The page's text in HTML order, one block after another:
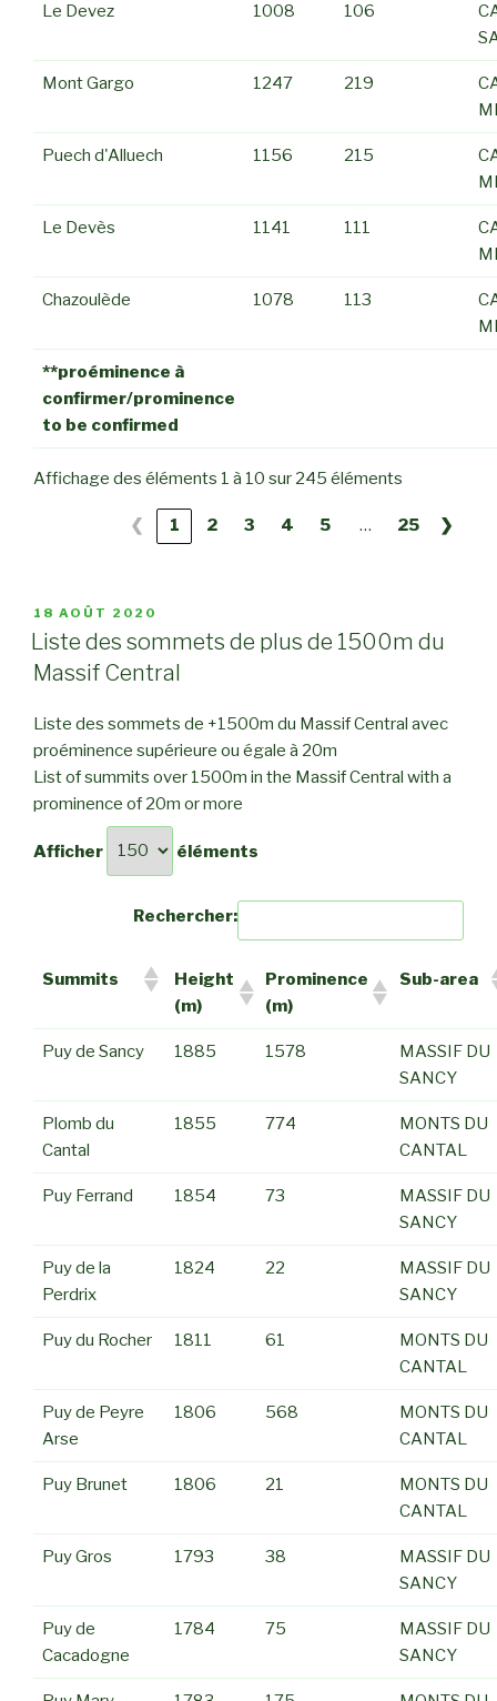
Le Devez 1008 106
Mont Gargo 1247 219
Puech d'Alluech 1156 215
Le Devès 1141 111
Chazoulède 1078 113
**proéminence à
confirmer/prominence
to be confirmed
Affichage des éléments 1 à 10 sur 245 éléments
❮ 1 2 3 4 5 … 25 ❯
PUBLIÉ
LE
18 AOÛT 2020
Liste des sommets de plus de 1500m du
Massif Central
Liste des sommets de +1500m du Massif Central avec
proéminence supérieure ou égale à 20m
List of summits over 1500m in the Massif Central with a
prominence of 20m or more
Afficher éléments
Rechercher:
Summits
Height
(m)
Prominence
(m)
Sub-area
Puy de Sancy 1885 1578
MASSIF DU
SANCY
Plomb du
Cantal
1855 774
MONTS DU
CANTAL
Puy Ferrand 1854 73
MASSIF DU
SANCY
Puy de la
Perdrix
1824 22
MASSIF DU
SANCY
Puy du Rocher 1811 61
MONTS DU
CANTAL
Puy de Peyre
Arse
1806 568
MONTS DU
CANTAL
Puy Brunet 1806 21
MONTS DU
CANTAL
Puy Gros 1793 38
MASSIF DU
SANCY
Puy de
Cacadogne
1784 75
MASSIF DU
SANCY